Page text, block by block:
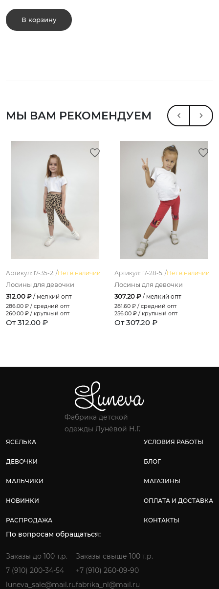
В корзину
МЫ ВАМ РЕКОМЕНДУЕМ
Артикул: 17-35-2. /Нет в наличии
Лосины для девочки
312.00 ₽ / мелкий опт
286.00 ₽ / средний опт
260.00 ₽ / крупный опт
От 312.00 ₽
Артикул: 17-28-5. /Нет в наличии
Лосины для девочки
307.20 ₽ / мелкий опт
281.60 ₽ / средний опт
256.00 ₽ / крупный опт
От 307.20 ₽
Фабрика детской
одежды Лунёвой Н.Г.
ЯСЕЛЬКА
ДЕВОЧКИ
МАЛЬЧИКИ
НОВИНКИ
РАСПРОДАЖА
УСЛОВИЯ РАБОТЫ
БЛОГ
МАГАЗИНЫ
ОПЛАТА И ДОСТАВКА
КОНТАКТЫ
По вопросам обращаться:
Заказы до 100 т.р.
7 (910) 200-34-54
luneva_sale@mail.ru
Заказы свыше 100 т.р.
+7 (910) 260-09-90
fabrika_nl@mail.ru